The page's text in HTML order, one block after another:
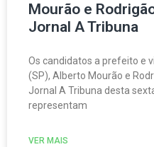
Mourão e
Jornal A Tribuna
Os candidatos a prefeito e
(SP), Alberto Mourão e
Jornal A Tribuna desta
representam
VER MAIS